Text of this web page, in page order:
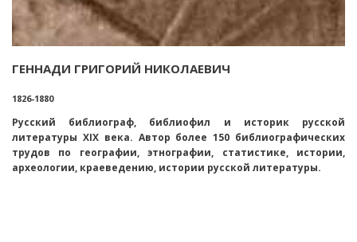
ГЕННАДИ ГРИГОРИЙ НИКОЛАЕВИЧ
1826-1880
Русский библиограф, библиофил и историк русской
литературы XIX века. Автор более 150 библиографических
трудов по географии, этнографии, статистике, истории,
археологии, краеведению, истории русской литературы.